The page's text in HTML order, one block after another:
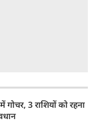
गोचर, 3 राशियों को रहना